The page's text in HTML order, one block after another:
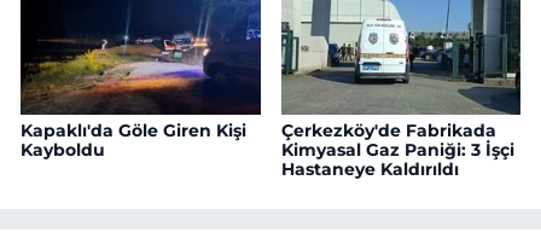
Kapaklı'da Göle Giren Kişi
Kayboldu
Çerkezköy'de Fabrikada
Kimyasal Gaz Paniği: 3 İşçi
Hastaneye Kaldırıldı